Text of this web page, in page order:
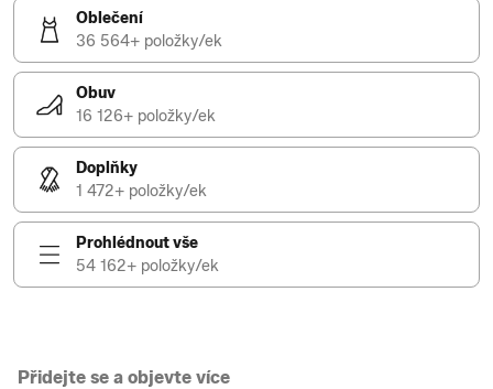
Oblečení
36 564+ položky/ek
Obuv
16 126+ položky/ek
Doplňky
1 472+ položky/ek
Prohlédnout vše
54 162+ položky/ek
Přidejte se a objevte více